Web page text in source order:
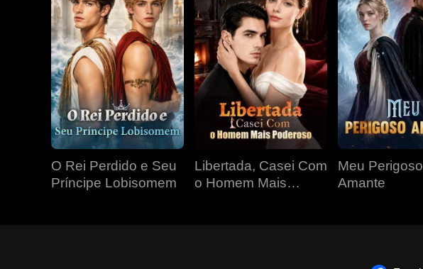
O Rei Perdido e Seu
Príncipe Lobisomem
Libertada, Casei Com
o Homem Mais
Meu Perigoso
Amante